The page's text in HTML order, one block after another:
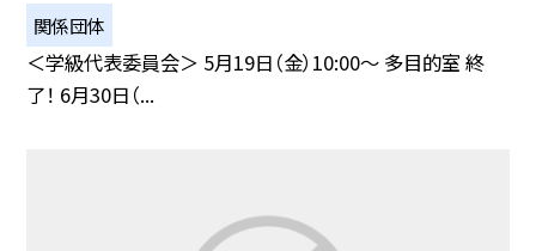
関係団体
＜学級代表委員会＞ 5月19日（金）10:00〜 多目的室 終
了！ 6月30日（...